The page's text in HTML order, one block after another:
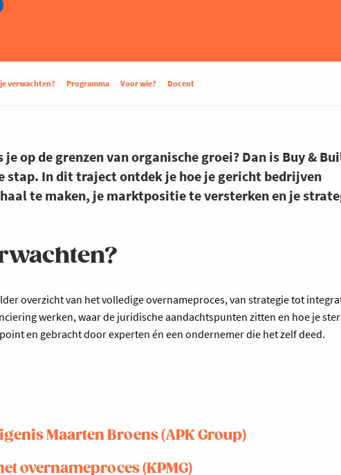
verwachten? Programma Voor wie? Docent
op de grenzen van organische groei? Dan is Buy &
stap. In dit traject ontdek je hoe je gericht bedrijven
te maken, je marktpositie te versterken en je
overzicht van het volledige overnameproces, van strategie tot
werken, waar de juridische aandachtspunten zitten en hoe je
en gebracht door experten én een ondernemer die het zelf deed.
Maarten Broens (APK Group)
overnameproces (KPMG)